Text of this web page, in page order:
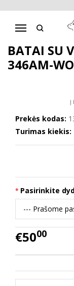
Navigacija
Pagrindinis Batai
Batai su vilna 26-31
BATAI SU
346AM-
Į
Prekės kodas:
Turimas kiekis:
Pasirinkite
€5000